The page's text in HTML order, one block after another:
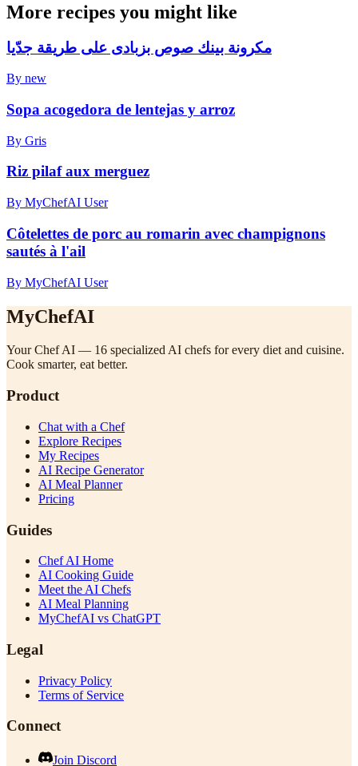
More recipes you might like
مكرونة بينك صوص بزبادى على طريقة جدّيا
By new
Sopa acogedora de lentejas y arroz
By Gris
Riz pilaf aux merguez
By MyChefAI User
Côtelettes de porc au romarin avec champignons
sautés à l'ail
By MyChefAI User
MyChefAI
Your Chef AI — 16 specialized AI chefs for every diet and cuisine.
Cook smarter, eat better.
Product
Chat with a Chef
Explore Recipes
My Recipes
AI Recipe Generator
AI Meal Planner
Pricing
Guides
Chef AI Home
AI Cooking Guide
Meet the AI Chefs
AI Meal Planning
MyChefAI vs ChatGPT
Legal
Privacy Policy
Terms of Service
Connect
Join Discord